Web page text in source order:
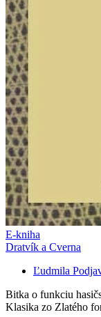
E-kniha
Dratvík a Cverna
Ľudmila
Bitka o funkciu
Klasika zo Zlatého